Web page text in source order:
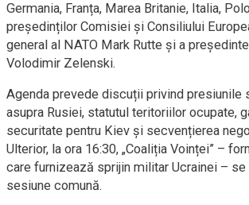
Germania, Franța, Marea Britanie, Italia,
președinților Comisiei și Consiliului
general al NATO Mark Rutte și a
Volodimir Zelenski.
Agenda prevede discuții privind presiunile
asupra Rusiei, statutul teritoriilor ocupate,
securitate pentru Kiev și secvențierea
Ulterior, la ora 16:30, „Coaliția Voinței” –
care furnizează sprijin militar Ucrainei – se
sesiune comună.